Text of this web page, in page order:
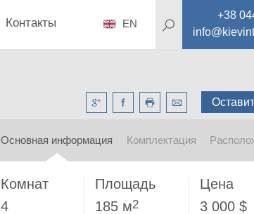
Контакты
+38
EN
Основная информация Комплектация
Комнат
4
Площадь
185 м2
Цена
3 000 $